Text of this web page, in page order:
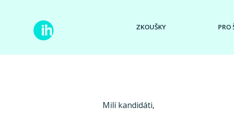
ZKOUŠKY PRO
Milí kandidáti,